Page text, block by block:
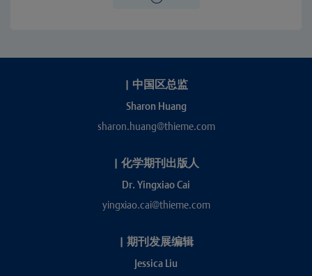
| 中国区总监
Sharon Huang
sharon.huang@thieme.com
| 化学期刊出版人
Dr. Yingxiao Cai
yingxiao.cai@thieme.com
| 期刊发展编辑
Jessica Liu